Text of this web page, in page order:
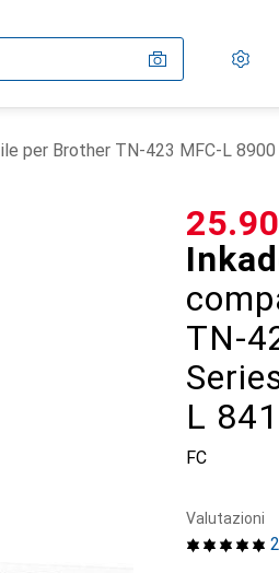
Conto
Liste
Liste
Carrello
per Brother TN-423 MFC-L
TN-
L
FC
CHF
25.90
Valutazioni